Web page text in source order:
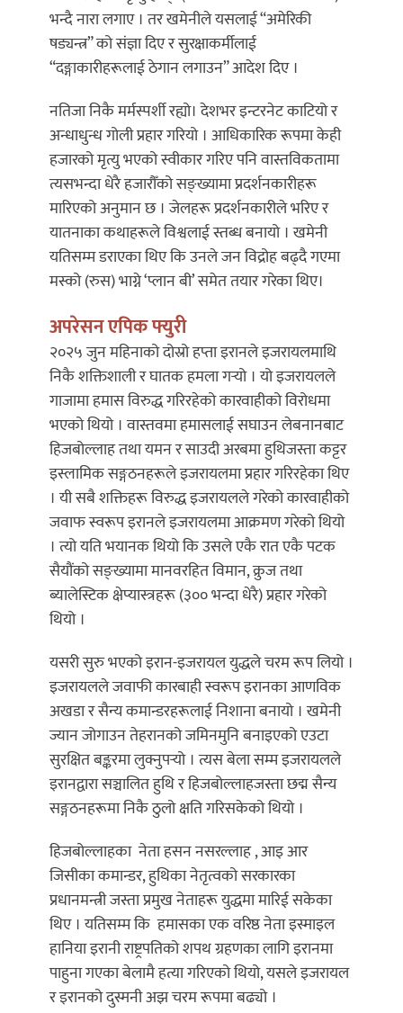
भन्दै नारा लगाए । तर खमेनीले यसलाई “अमेरिकी
षड्यन्त्र” को संज्ञा दिए र सुरक्षाकर्मीलाई
“दङ्गाकारीहरूलाई ठेगान लगाउन” आदेश दिए ।
नतिजा निकै मर्मस्पर्शी रह्यो। देशभर इन्टरनेट काटियो र
अन्धाधुन्ध गोली प्रहार गरियो । आधिकारिक रूपमा केही
हजारको मृत्यु भएको स्वीकार गरिए पनि वास्तविकतामा
त्यसभन्दा धेरै हजारौँको सङ्ख्यामा प्रदर्शनकारीहरू
मारिएको अनुमान छ । जेलहरू प्रदर्शनकारीले भरिए र
यातनाका कथाहरूले विश्वलाई स्तब्ध बनायो । खमेनी
यतिसम्म डराएका थिए कि उनले जन विद्रोह बढ्दै गएमा
मस्को (रुस) भाग्ने ‘प्लान बी’ समेत तयार गरेका थिए।
अपरेसन एपिक फ्युरी
२०२५ जुन महिनाको दोस्रो हप्ता इरानले इजरायलमाथि
निकै शक्तिशाली र घातक हमला गर्‍यो । यो इजरायलले
गाजामा हमास विरुद्ध गरिरहेको कारवाहीको विरोधमा
भएको थियो । वास्तवमा हमासलाई सघाउन लेबनानबाट
हिजबोल्लाह तथा यमन र साउदी अरबमा हुथिजस्ता कट्टर
इस्लामिक सङ्गठनहरूले इजरायलमा प्रहार गरिरहेका थिए
। यी सबै शक्तिहरू विरुद्ध इजरायलले गरेको कारवाहीको
जवाफ स्वरूप इरानले इजरायलमा आक्रमण गरेको थियो
। त्यो यति भयानक थियो कि उसले एकै रात एकै पटक
सैयौंको सङ्ख्यामा मानवरहित विमान, क्रुज तथा
ब्यालेस्टिक क्षेप्यास्त्रहरू (३०० भन्दा धेरै) प्रहार गरेको
थियो ।
यसरी सुरु भएको इरान-इजरायल युद्धले चरम रूप लियो ।
इजरायलले जवाफी कारबाही स्वरूप इरानका आणविक
अखडा र सैन्य कमान्डरहरूलाई निशाना बनायो । खमेनी
ज्यान जोगाउन तेहरानको जमिनमुनि बनाइएको एउटा
सुरक्षित बङ्करमा लुक्नुपर्‍यो । त्यस बेला सम्म इजरायलले
इरानद्वारा सञ्चालित हुथि र हिजबोल्लाहजस्ता छद्म सैन्य
सङ्गठनहरूमा निकै ठुलो क्षति गरिसकेको थियो ।
हिजबोल्लाहका नेता हसन नसरल्लाह , आइ आर
जिसीका कमान्डर, हुथिका नेतृत्वको सरकारका
प्रधानमन्त्री जस्ता प्रमुख नेताहरू युद्धमा मारिई सकेका
थिए । यतिसम्म कि हमासका एक वरिष्ठ नेता इस्माइल
हानिया इरानी राष्ट्रपतिको शपथ ग्रहणका लागि इरानमा
पाहुना गएका बेलामै हत्या गरिएको थियो, यसले इजरायल
र इरानको दुस्मनी अझ चरम रूपमा बढ्यो ।